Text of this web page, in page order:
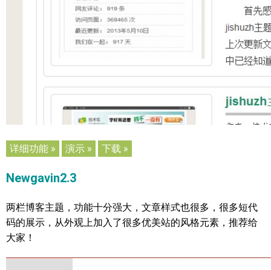
详细功能 » 演示 » 下载 »
Newgavin2.3
两栏博客主题，功能十分强大，文章样式也很多，很多短代
码的展示，从外观上加入了很多优美站的风格元素，推荐给
大家！